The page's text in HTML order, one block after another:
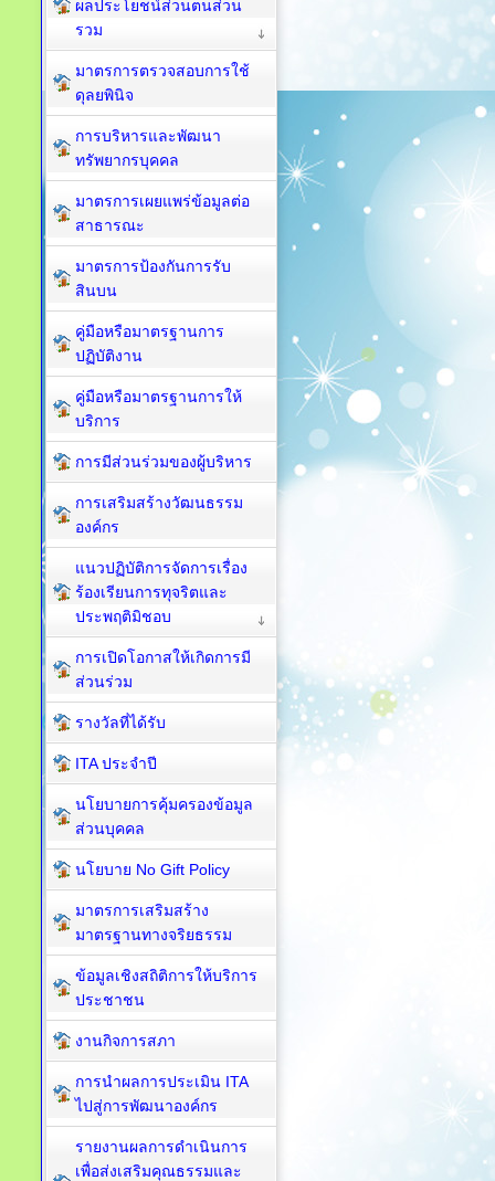
ผลประโยชน์ส่วนตนส่วน
รวม
มาตรการตรวจสอบการใช้
ดุลยพินิจ
การบริหารและพัฒนา
ทรัพยากรบุคคล
มาตรการเผยแพร่ข้อมูลต่อ
สาธารณะ
มาตรการป้องกันการรับ
สินบน
คู่มือหรือมาตรฐานการ
ปฏิบัติงาน
คู่มือหรือมาตรฐานการให้
บริการ
การมีส่วนร่วมของผู้บริหาร
การเสริมสร้างวัฒนธรรม
องค์กร
แนวปฏิบัติการจัดการเรื่อง
ร้องเรียนการทุจริตและ
ประพฤติมิชอบ
การเปิดโอกาสให้เกิดการมี
ส่วนร่วม
รางวัลที่ได้รับ
ITA ประจำปี
นโยบายการคุ้มครองข้อมูล
ส่วนบุคคล
นโยบาย No Gift Policy
มาตรการเสริมสร้าง
มาตรฐานทางจริยธรรม
ข้อมูลเชิงสถิติการให้บริการ
ประชาชน
งานกิจการสภา
การนำผลการประเมิน ITA
ไปสู่การพัฒนาองค์กร
รายงานผลการดำเนินการ
เพื่อส่งเสริมคุณธรรมและ